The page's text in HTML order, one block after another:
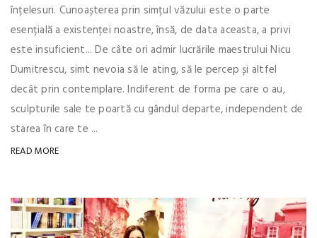
înțelesuri. Cunoașterea prin simțul văzului este o parte
esențială a existenței noastre, însă, de data aceasta, a privi
este insuficient... De câte ori admir lucrările maestrului Nicu
Dumitrescu, simt nevoia să le ating, să le percep și altfel
decât prin contemplare. Indiferent de forma pe care o au,
sculpturile sale te poartă cu gândul departe, independent de
starea în care te ...
READ MORE